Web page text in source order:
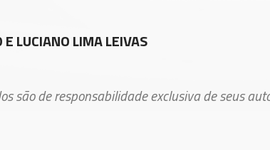
LUCIANO LIMA LEIVAS
são de responsabilidade exclusiva de seus